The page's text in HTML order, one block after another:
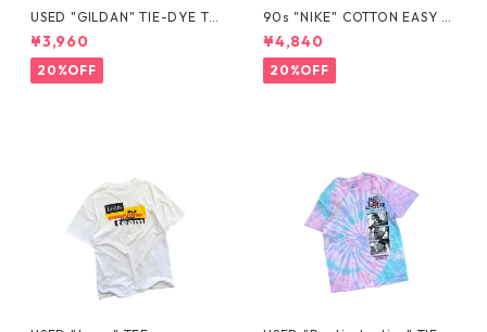
USED "GILDAN" TIE-DYE TE
E
¥3,960
20%OFF
90s "NIKE" COTTON EASY S
HORTS
¥4,840
20%OFF